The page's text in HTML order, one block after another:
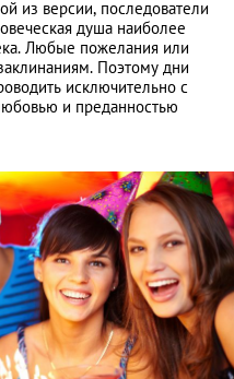
из версии, последователи
душа наиболее
Любые пожелания или
Поэтому дни
исключительно с
и преданностью